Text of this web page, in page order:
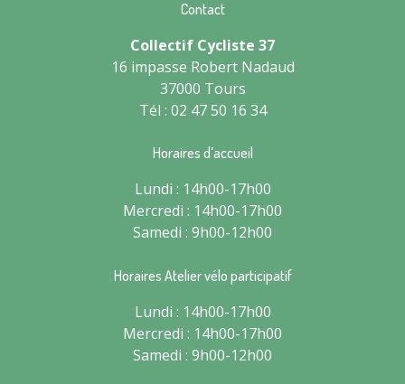
Contact
Collectif Cycliste 37
16 impasse Robert Nadaud
37000 Tours
Tél : 02 47 50 16 34
Horaires d’accueil
Lundi : 14h00-17h00
Mercredi : 14h00-17h00
Samedi : 9h00-12h00
Horaires Atelier vélo participatif
Lundi : 14h00-17h00
Mercredi : 14h00-17h00
Samedi : 9h00-12h00